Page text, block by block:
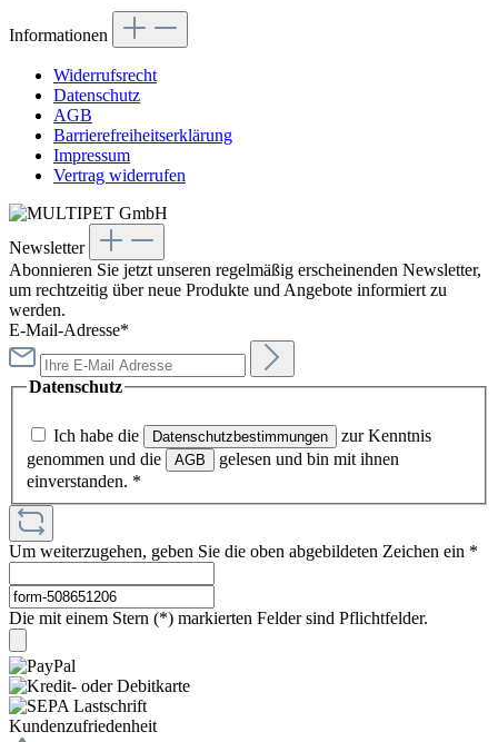
Informationen
Widerrufsrecht
Datenschutz
AGB
Barrierefreiheitserklärung
Impressum
Vertrag widerrufen
Newsletter
Abonnieren Sie jetzt unseren regelmäßig erscheinenden Newsletter,
um rechtzeitig über neue Produkte und Angebote informiert zu
werden.
E-Mail-Adresse*
Datenschutz
Ich habe die Datenschutzbestimmungen
zur Kenntnis
genommen und die
AGB
gelesen und bin mit ihnen
einverstanden. *
Um weiterzugehen, geben Sie die oben abgebildeten Zeichen ein *
Die mit einem Stern (*) markierten Felder sind Pflichtfelder.
Kundenzufriedenheit